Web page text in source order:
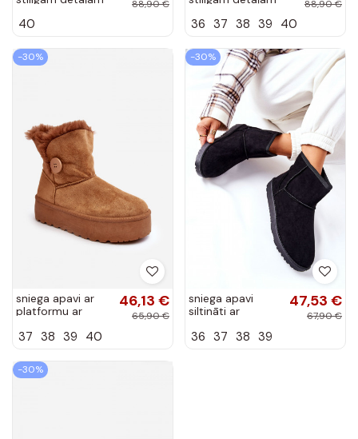
bēšā krāsā
88,90 €
40
brūnā krāsā
88,90 €
36 37 38 39 40
-30%
sniega apavi ar
platformu ar
krāsas Wikasem
46,13 €
65,90 €
37 38 39 40
-30%
sniega apavi
siltināti ar
krāsas Vicandi
47,53 €
67,90 €
36 37 38 39
-30%